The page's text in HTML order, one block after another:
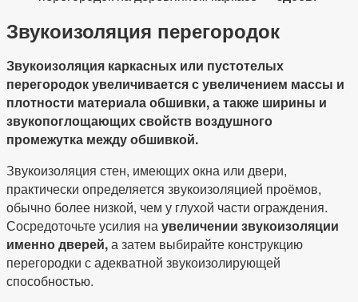
Звукоизоляция перегородок
Звукоизоляция каркасных или пустотелых
перегородок увеличивается с увеличением массы и
плотности материала обшивки, а также ширины и
звукопоглощающих свойств воздушного
промежутка между обшивкой.
Звукоизоляция стен, имеющих окна или двери,
практически определяется звукоизоляцией проёмов,
обычно более низкой, чем у глухой части ограждения.
Сосредоточьте усилия наувеличении звукоизоляции
именно дверей,а затем выбирайте конструкцию
перегородки с адекватной звукоизолирующей
способностью.